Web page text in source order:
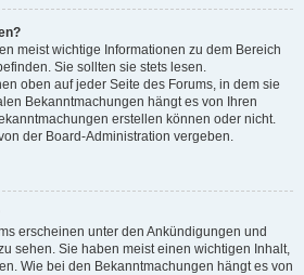
meist wichtige Informationen zu dem Bereich
Sie sollten sie stets lesen.
oben auf jeder Seite des Forums, in dem sie
Bekanntmachungen hängt es von Ihren
erstellen können oder nicht.
der Board-Administration vergeben.
erscheinen unter den Ankündigungen und
sehen. Sie haben meist einen wichtigen Inhalt,
Wie bei den Bekanntmachungen hängt es von